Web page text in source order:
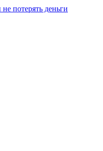
потерять деньги